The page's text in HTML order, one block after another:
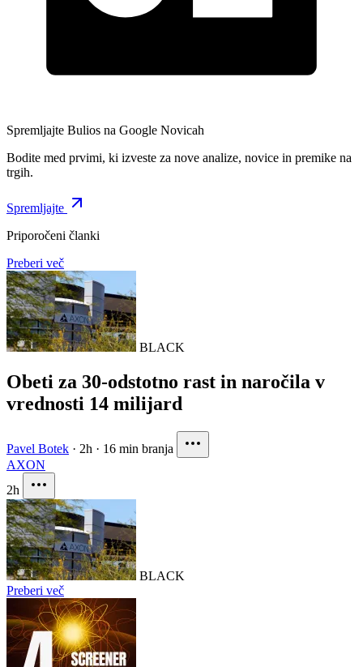
Spremljajte Bulios na Google Novicah
Bodite med prvimi, ki izveste za nove analize, novice in premike na
trgih.
Spremljajte
Priporočeni članki
Preberi več
BLACK
Obeti za 30-odstotno rast in naročila v
vrednosti 14 milijard
Pavel Botek · 2h · 16 min branja
AXON
2h
BLACK
Preberi več